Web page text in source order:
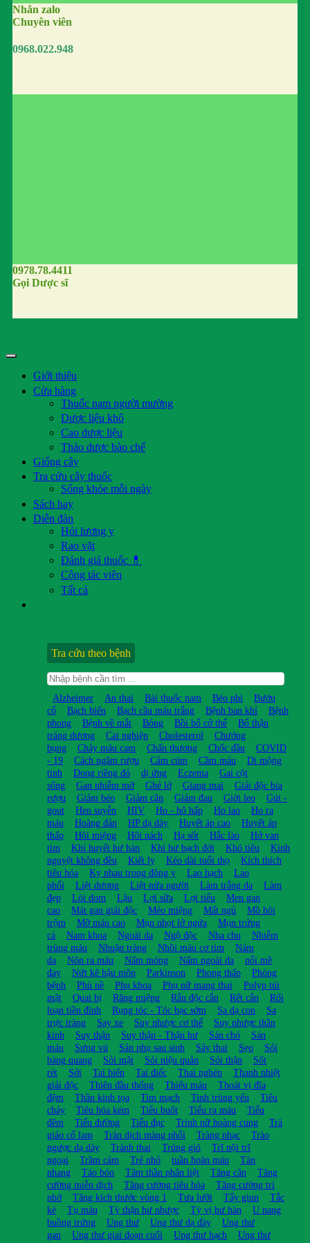
Nhắn zalo
Chuyên viên
0968.022.948
0978.78.4411
Gọi Dược sĩ
Giới thiệu
Cửa hàng
Thuốc nam người mường
Dược liệu khô
Cao dược liệu
Thảo dược bào chế
Giống cây
Tra cứu cây thuốc
Sống khỏe mỗi ngày
Sách hay
Diễn đàn
Hỏi lương y
Rao vặt
Đánh giá thuốc 💊
Cộng tác viên
Tất cả
Tra cứu theo bệnh
Alzheimer An thai Bài thuốc nam Béo phì
Bướu
cổ
Bạch biến Bạch cầu máu trắng Bệnh ban khỉ
Bệnh
phong
Bệnh về mắt Bỏng Bồi bổ cở thể
Bổ thận
tráng dương
Cai nghiện Cholesterol
Chướng
bụng
Chảy máu cam Chấn thương Chốc đầu
COVID
- 19
Cách ngâm rượu Cảm cúm Cầm máu
Di mộng
tinh
Dong riềng đỏ dị ứng Eczema
Gai cột
sống
Gan nhiễm mỡ Ghẻ lở Giang mai
Giải độc bia
rượu
Giảm béo Giảm cân Giảm đau Giời leo
Gút -
gout
Hen suyễn HIV Ho - hô hấp Ho lao
Ho ra
máu
Hoàng đản HP dạ dày Huyết áp cao
Huyết áp
thấp
Hôi miệng Hôi nách Hạ sốt Hắc lào
Hở van
tim
Khí huyết hư hàn Khí hư bạch đới Khó tiêu
Kinh
nguyệt không đều
Kiết lỵ Kéo dài tuổi thọ
Kích thích
tiêu hóa
Kỵ nhau trong đông y Lao hạch
Lao
phổi
Liệt dương Liệt nửa người Làm trắng da
Làm
đẹp
Lòi dom Lậu Lợi sữa Lợi tiểu
Men gan
cao
Mát gan giải độc Méo miệng Mất ngủ
Mồ hôi
trộm
Mỡ máu cao Mụn nhọt lở ngứa
Mụn trứng
cá
Nam khoa Ngoài da Ngộ độc Nha chu
Nhiễm
trùng máu
Nhuận tràng Nhồi máu cơ tim
Nám
da
Nôn ra máu Nấm móng Nấm ngoài da
nổi mề
đay
Nứt kẽ hậu môn Parkinson Phong thấp
Phòng
bệnh
Phù nề Phụ khoa Phụ nữ mang thai
Polyp túi
mật
Quai bị Răng miệng Rắn độc cắn Rết cắn
Rối
loạn tiền đình
Rụng tóc - Tóc bạc sớm Sa dạ con
Sa
trực tràng
Say xe Suy nhược cơ thể
Suy nhược thần
kinh
Suy thận Suy thận - Thận hư Sán chó
Sán
máu
Sưng vú Sản phụ sau sinh Sảy thai Sẹo
Sỏi
bàng quang
Sỏi mật Sỏi niệu quản Sỏi thận
Sốt
rét
Sởi Tai biến Tai điếc Thai nghén
Thanh nhiệt
giải độc
Thiên đầu thống Thiếu máu
Thoát vị đĩa
đệm
Thần kinh tọa Tim mạch Tinh trùng yếu
Tiêu
chảy
Tiêu hóa kém Tiểu buốt Tiểu ra máu
Tiểu
đêm
Tiểu đường Tiểu đục Trinh nữ hoàng cung
Trà
giảo cổ lam
Tràn dịch màng phổi Tràng nhạc
Trào
ngược dạ dày
Tránh thai Trúng gió
Trĩ nội trĩ
ngoại
Trầm cảm Trẻ nhỏ tuần hoàn máu
Tàn
nhang
Táo bón Tâm thần phân liệt Tăng cân
Tăng
cường miễn dịch
Tăng cường tiêu hóa
Tăng cường trí
nhớ
Tăng kích thước vòng 1 Tưa lưỡi Tẩy giun
Tắc
kè
Tụ máu Tỳ thận hư nhược Tỳ vị hư hàn
U nang
buồng trứng
Ung thư Ung thư dạ dày
Ung thư
gan
Ung thư giai đoạn cuối Ung thư hạch
Ung thư